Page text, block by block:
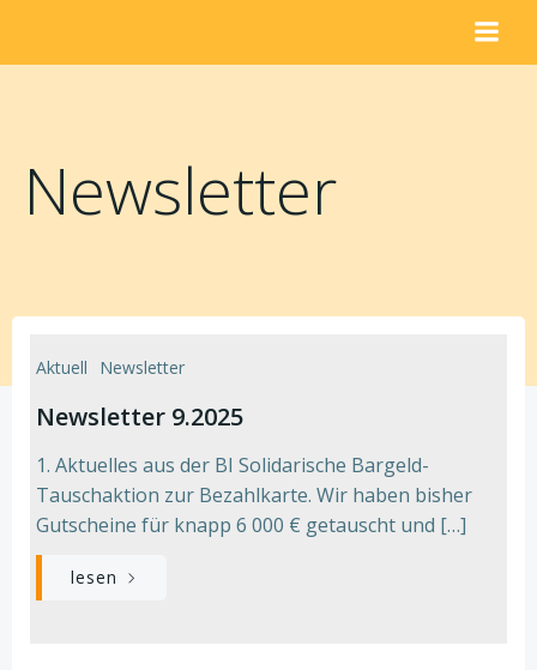
springen
Newsletter
Aktuell Newsletter
Newsletter 9.2025
1. Aktuelles aus der BI Solidarische Bargeld-
Tauschaktion zur Bezahlkarte. Wir haben bisher
Gutscheine für knapp 6 000 € getauscht und […]
lesen